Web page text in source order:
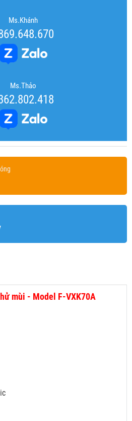
Ms.Khánh
Ms.Thảo
mùi - Model F-VXK70A